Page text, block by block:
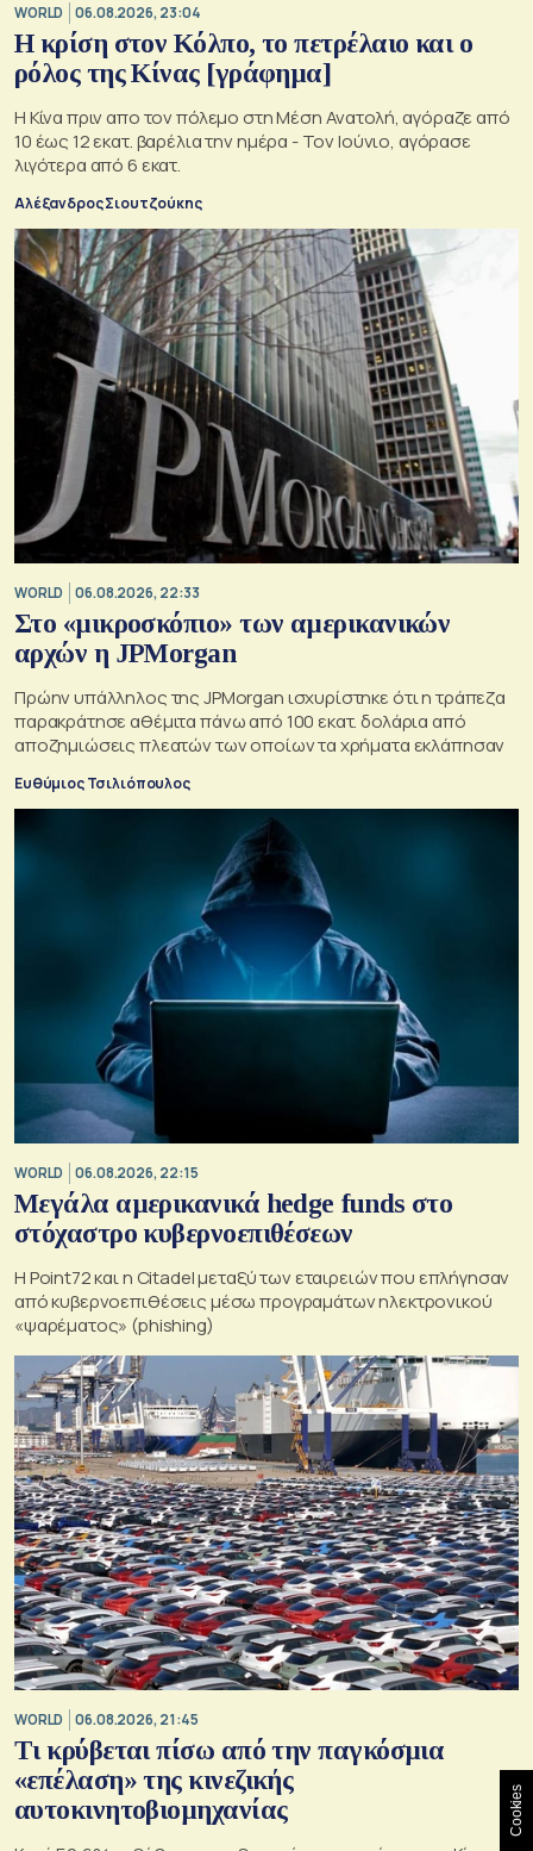
WORLD 06.08.2026, 23:04
Η κρίση στoν Κόλπο, το πετρέλαιο και ο
ρόλος της Κίνας [γράφημα]
Η Κίνα πριν απο τον πόλεμο στη Μέση Ανατολή, αγόραζε από
10 έως 12 εκατ. βαρέλια την ημέρα - Τον Ιούνιο, αγόρασε
λιγότερα από 6 εκατ.
Αλέξανδρος Σιουτζούκης
WORLD 06.08.2026, 22:33
Στο «μικροσκόπιο» των αμερικανικών
αρχών η JPMorgan
Πρώην υπάλληλος της JPMorgan ισχυρίστηκε ότι η τράπεζα
παρακράτησε αθέμιτα πάνω από 100 εκατ. δολάρια από
αποζημιώσεις πλεατών των οποίων τα χρήματα εκλάπησαν
Ευθύμιος Τσιλιόπουλος
WORLD 06.08.2026, 22:15
Μεγάλα αμερικανικά hedge funds στο
στόχαστρο κυβερνοεπιθέσεων
Η Point72 και η Citadel μεταξύ των εταιρειών που επλήγησαν
από κυβερνοεπιθέσεις μέσω προγραμάτων ηλεκτρονικού
«ψαρέματος» (phishing)
WORLD 06.08.2026, 21:45
Τι κρύβεται πίσω από την παγκόσμια
«επέλαση» της κινεζικής
αυτοκινητοβιομηχανίας
Cookies